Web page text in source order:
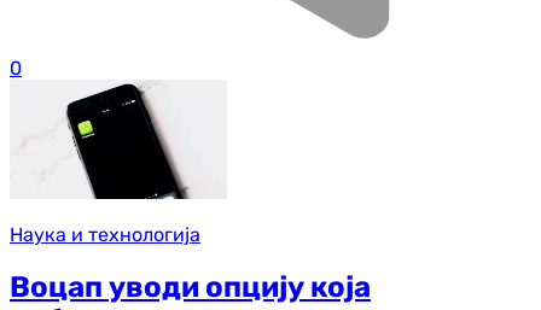
0
Наука и технологија
Воцап уводи опцију која